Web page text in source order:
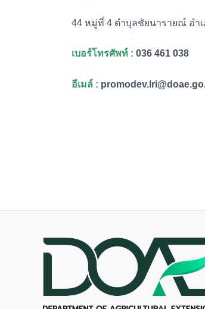
44 หมู่ที่ 4 ตำบุลชัยนารายณ์ อำ
เบอร์โทรศัพท์ : 036 461 038
อีเมล์ :